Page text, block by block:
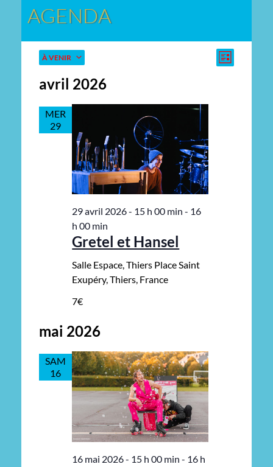
AGENDA
Évènements
de
LISTE
À VENIR
une
avril 2026
MER
29
Gretel et Hansel
29 avril 2026 - 15 h 00 min - 16
h 00 min
Salle Espace, Thiers Place Saint
Exupéry, Thiers, France
7€
mai 2026
SAM
16
16 mai 2026 - 15 h 00 min - 16 h